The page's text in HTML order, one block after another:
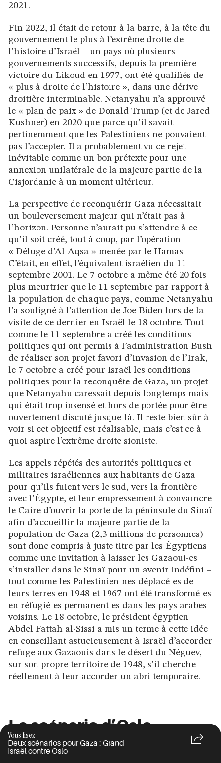
Vous lisez
Deux scénarios pour Gaza : Grand
Israël contre Oslo
2021.
Fin 2022, il était de retour à la barre, à la tête du
gouvernement le plus à l’extrême droite de
l’histoire d’Israël – un pays où plusieurs
gouvernements successifs, depuis la première
victoire du Likoud en 1977, ont été qualifiés de
« plus à droite de l’histoire », dans une dérive
droitière interminable. Netanyahu n’a approuvé
le « plan de paix » de Donald Trump (et de Jared
Kushner) en 2020 que parce qu’il savait
pertinemment que les Palestiniens ne pouvaient
pas l’accepter. Il a probablement vu ce rejet
inévitable comme un bon prétexte pour une
annexion unilatérale de la majeure partie de la
Cisjordanie à un moment ultérieur.
La perspective de reconquérir Gaza nécessitait
un bouleversement majeur qui n’était pas à
l’horizon. Personne n’aurait pu s’attendre à ce
qu’il soit créé, tout à coup, par l’opération
« Déluge d’Al-Aqsa » menée par le Hamas.
C’était, en effet, l’équivalent israélien du 11
septembre 2001. Le 7 octobre a même été 20 fois
plus meurtrier que le 11 septembre par rapport à
la population de chaque pays, comme Netanyahu
l’a souligné à l’attention de Joe Biden lors de la
visite de ce dernier en Israël le 18 octobre. Tout
comme le 11 septembre a créé les conditions
politiques qui ont permis à l’administration Bush
de réaliser son projet favori d’invasion de l’Irak,
le 7 octobre a créé pour Israël les conditions
politiques pour la reconquête de Gaza, un projet
que Netanyahu caressait depuis longtemps mais
qui était trop insensé et hors de portée pour être
ouvertement discuté jusque-là. Il reste bien sûr à
voir si cet objectif est réalisable, mais c’est ce à
quoi aspire l’extrême droite sioniste.
Les appels répétés des autorités politiques et
militaires israéliennes aux habitants de Gaza
pour qu’ils fuient vers le sud, vers la frontière
avec l’Égypte, et leur empressement à convaincre
le Caire d’ouvrir la porte de la péninsule du Sinaï
afin d’accueillir la majeure partie de la
population de Gaza (2,3 millions de personnes)
sont donc compris à juste titre par les Égyptiens
comme une invitation à laisser les Gazaoui-es
s’installer dans le Sinaï pour un avenir indéfini –
tout comme les Palestinien-nes déplacé-es de
leurs terres en 1948 et 1967 ont été transformé-es
en réfugié-es permanent-es dans les pays arabes
voisins. Le 18 octobre, le président égyptien
Abdel Fattah al-Sissi a mis un terme à cette idée
en conseillant astucieusement à Israël d’accorder
refuge aux Gazaouis dans le désert du Néguev,
sur son propre territoire de 1948, s’il cherche
réellement à leur accorder un abri temporaire.
Le scénario d’Oslo
Le Grand Israël n’est cependant pas une ambition